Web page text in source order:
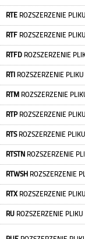
RTE ROZSZERZENIE PLIKU
RTF ROZSZERZENIE PLIKU
RTFD ROZSZERZENIE
RTI ROZSZERZENIE PLIKU
RTM ROZSZERZENIE
RTPROZSZERZENIE PLIKU
RTSROZSZERZENIE PLIKU
RTSTN ROZSZERZENIE
RTWSH ROZSZERZENIE
RTXROZSZERZENIE PLIKU
RU ROZSZERZENIE PLIKU